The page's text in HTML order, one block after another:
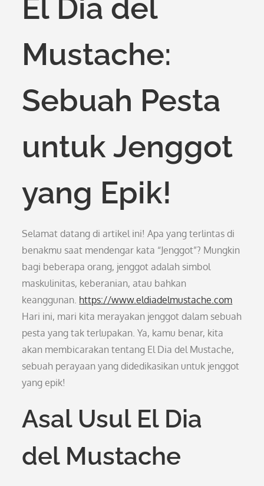
El Dia del
Mustache:
Sebuah Pesta
untuk Jenggot
yang Epik!
Selamat datang di artikel ini! Apa yang terlintas di
benakmu saat mendengar kata “Jenggot”? Mungkin
bagi beberapa orang, jenggot adalah simbol
maskulinitas, keberanian, atau bahkan
keanggunan. https://www.eldiadelmustache.com
Hari ini, mari kita merayakan jenggot dalam sebuah
pesta yang tak terlupakan. Ya, kamu benar, kita
akan membicarakan tentang El Dia del Mustache,
sebuah perayaan yang didedikasikan untuk jenggot
yang epik!
Asal Usul El Dia
del Mustache